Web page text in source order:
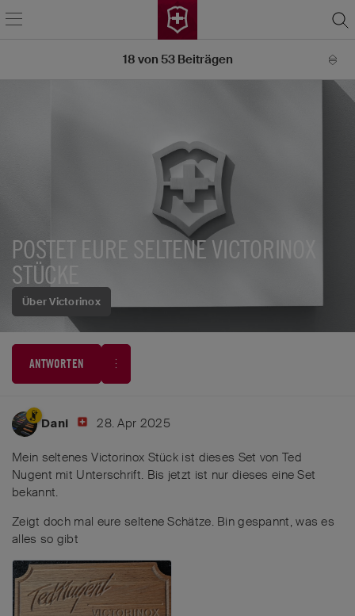
Über Victorinox
POSTET EURE SELTENE VICTORINOX
STÜCKE
ANTWORTEN
18 von 53Beiträgen
Dani 28. Apr 2025
Mein seltenes Victorinox Stück ist dieses Set von Ted
Nugent mit Unterschrift. Bis jetzt ist nur dieses eine Set
bekannt.
Zeigt doch mal eure seltene Schätze. Bin gespannt, was es
alles so gibt